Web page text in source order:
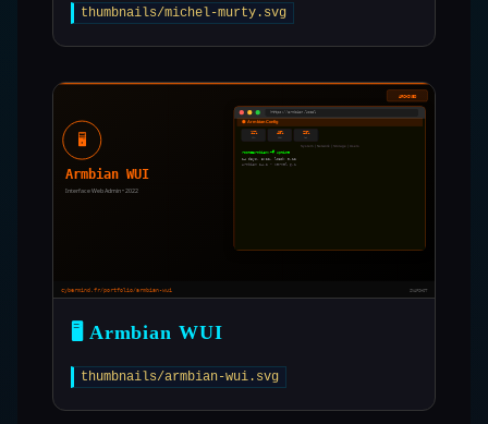
thumbnails/michel-murty.svg
🖥️ Armbian WUI
thumbnails/armbian-wui.svg